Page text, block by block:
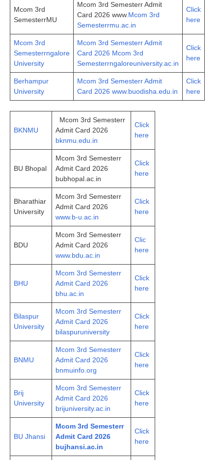
Mcom 3rd
SemesterrMU
Mcom 3rd Semesterr Admit
Card 2026 www.Mcom 3rd
Semesterrmu.ac.in
Click
here
Mcom 3rd
Semesterrngalore
University
Mcom 3rd Semesterr Admit
Card 2026 Mcom 3rd
Semesterrngaloreuniversity.ac.in
Click
here
Berhampur
University
Mcom 3rd Semesterr Admit
Card 2026 www.buodisha.edu.in
Click
here
BKNMU
Mcom 3rd Semesterr
Admit Card 2026
bknmu.edu.in
Click
here
BU Bhopal
Mcom 3rd Semesterr
Admit Card 2026
bubhopal.ac.in
Click
here
Bharathiar
University
Mcom 3rd Semesterr
Admit Card 2026
www.b-u.ac.in
Click
here
BDU
Mcom 3rd Semesterr
Admit Card 2026
www.bdu.ac.in
Clic
here
BHU
Mcom 3rd Semesterr
Admit Card 2026
bhu.ac.in
Click
here
Bilaspur
University
Mcom 3rd Semesterr
Admit Card 2026
bilaspuruniversity
Click
here
BNMU
Mcom 3rd Semesterr
Admit Card 2026
bnmuinfo.org
Click
here
Brij
University
Mcom 3rd Semesterr
Admit Card 2026
brijuniversity.ac.in
Click
here
BU Jhansi
Mcom 3rd Semesterr
Admit Card 2026
bujhansi.ac.in
Click
here